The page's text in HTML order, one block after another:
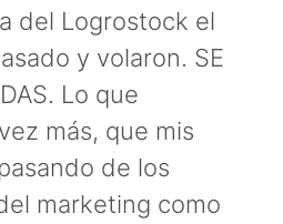
del Logrostock el
y volaron. SE
Lo que
más, que mis
de los
marketing como